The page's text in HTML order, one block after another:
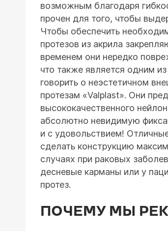
возможным благодаря
прочен для того, чтобы
Чтобы обеспечить
протезов из акрила
временем они нередко
что также является одним
говорить о неэстетичном
протезам «Valplast». Они
высококачественного
абсолютно невидимую
и с удовольствием!
сделать конструкцию
случаях при раковых
десневые карманы или у
протез.
ПОЧЕМУ МЫ